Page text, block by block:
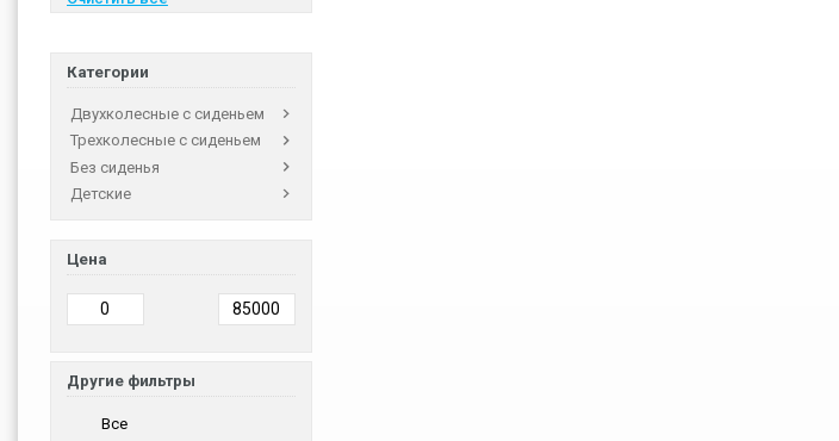
Категории
Двухколесные с сиденьем
Трехколесные с сиденьем
Без сиденья
Детские
Цена
Другие фильтры
Все